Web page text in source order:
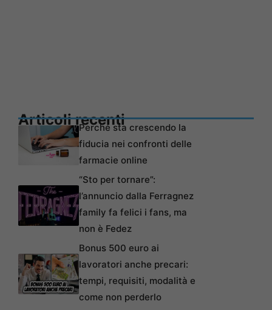
Articoli recentiPerché sta crescendo la
fiducia nei confronti delle
farmacie online
“Sto per tornare”:
l’annuncio dalla Ferragnez
family fa felici i fans, ma
non è Fedez
Bonus 500 euro ai
lavoratori anche precari:
tempi, requisiti, modalità e
come non perderlo